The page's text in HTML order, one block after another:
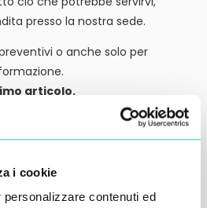
i cookie
contenuti ed
presso la nostra sede.
o anche solo per
articolo.